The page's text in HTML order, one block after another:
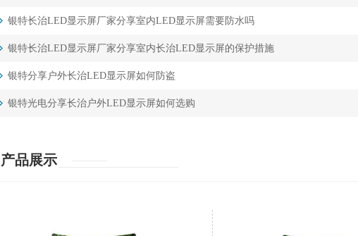
银特长治LED显示屏厂家分享室内LED显示屏需要防水吗
银特长治LED显示屏厂家分享室内长治LED显示屏的保护措施
银特分享户外长治LED显示屏如何防盗
银特光电分享长治户外LED显示屏如何选购
产品展示